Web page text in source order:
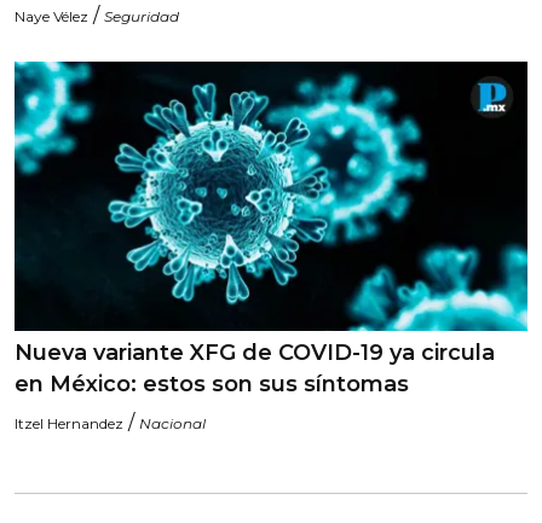
Naye Vélez / Seguridad
Nueva variante XFG de COVID-19 ya circula
en México: estos son sus síntomas
Itzel Hernandez / Nacional